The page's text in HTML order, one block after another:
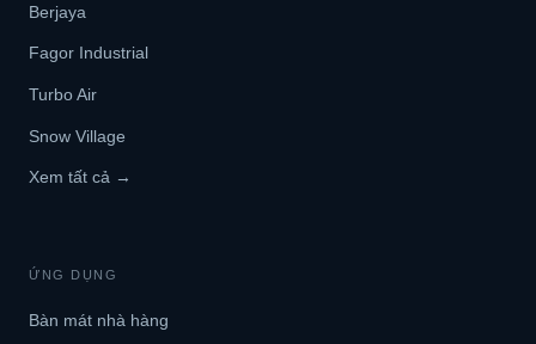
Berjaya
Fagor Industrial
Turbo Air
Snow Village
Xem tất cả →
ỨNG DỤNG
Bàn mát nhà hàng